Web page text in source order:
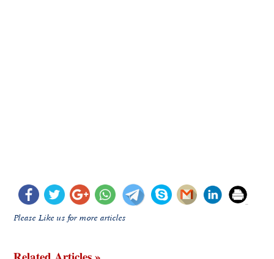
Please Like us for more articles